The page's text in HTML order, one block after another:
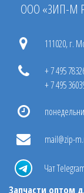
ООО «ЗИП-М
111020, г.
+ 7 495
+ 7 495
mail@zip-
Чат
Запчасти оптом